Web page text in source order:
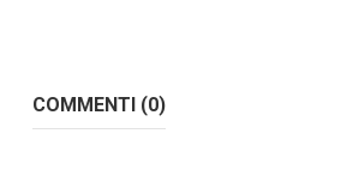
COMMENTI (0)